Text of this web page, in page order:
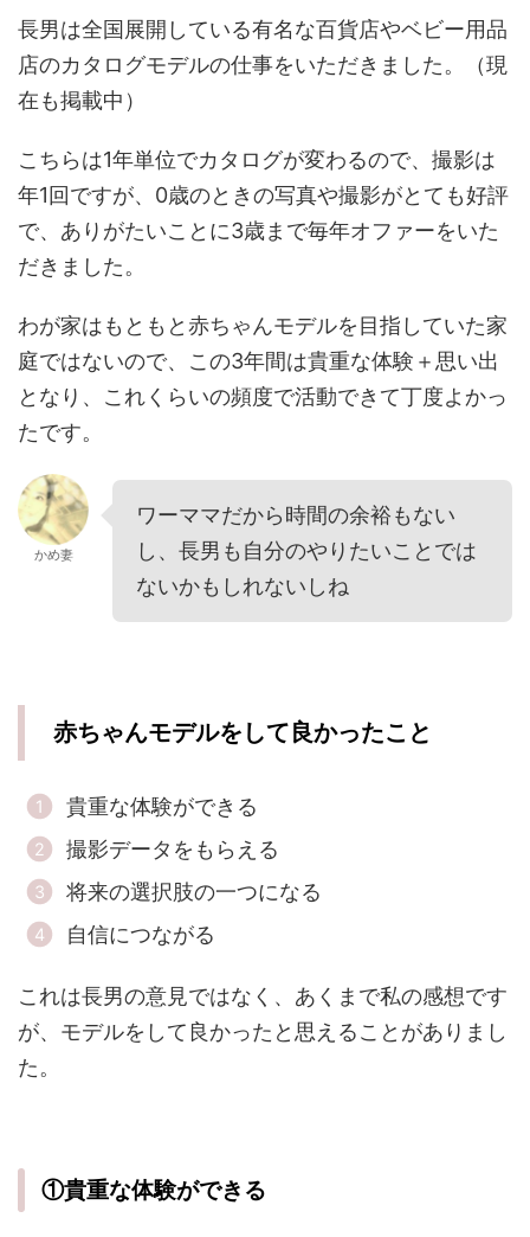
長男は全国展開している有名な百貨店やベビー用品
店のカタログモデルの仕事をいただきました。（現
在も掲載中）
こちらは1年単位でカタログが変わるので、撮影は
年1回ですが、0歳のときの写真や撮影がとても好評
で、ありがたいことに3歳まで毎年オファーをいた
だきました。
わが家はもともと赤ちゃんモデルを目指していた家
庭ではないので、この3年間は貴重な体験＋思い出
となり、これくらいの頻度で活動できて丁度よかっ
たです。
かめ妻
ワーママだから時間の余裕もない
し、長男も自分のやりたいことでは
ないかもしれないしね
赤ちゃんモデルをして良かったこと
貴重な体験ができる
撮影データをもらえる
将来の選択肢の一つになる
自信につながる
これは長男の意見ではなく、あくまで私の感想です
が、モデルをして良かったと思えることがありまし
た。
①貴重な体験ができる